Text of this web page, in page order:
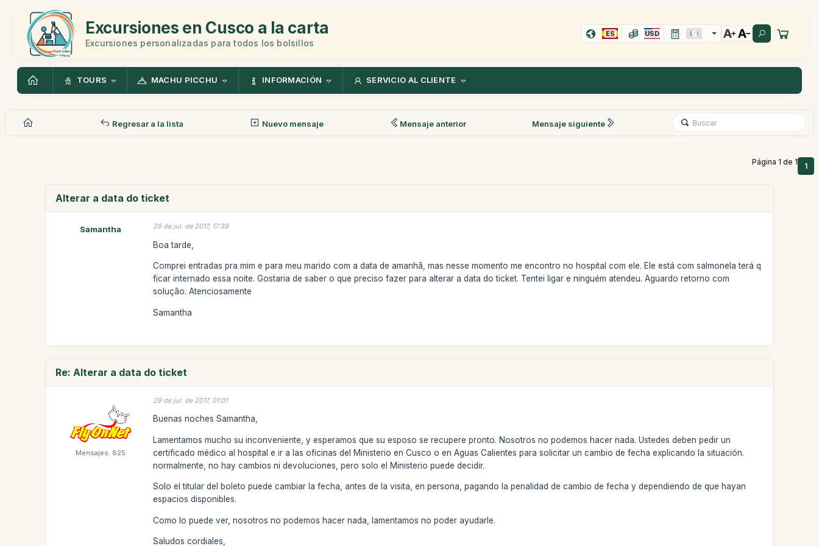
Excursiones en Cusco a la carta
Excursiones personalizadas para todos los bolsillos
ES USD
TOURS MACHU PICCHU INFORMACIÓN SERVICIO AL CLIENTE
Regresar a la lista Nuevo mensaje Mensaje anterior Mensaje siguiente
Página 1 de 1 1
Alterar a data do ticket
Samantha 28 de jul. de 2017, 17:39
Boa tarde,
Comprei entradas pra mim e para meu marido com a data de amanhã, mas nesse momento me encontro no hospital com ele. Ele está com salmonela terá q
ficar internado essa noite. Gostaria de saber o que preciso fazer para alterar a data do ticket. Tentei ligar e ninguém atendeu. Aguardo retorno com
solução. Atenciosamente
Samantha
Re: Alterar a data do ticket
Mensajes: 825
29 de jul. de 2017, 01:01
Buenas noches Samantha,
Lamentamos mucho su inconveniente, y esperamos que su esposo se recupere pronto. Nosotros no podemos hacer nada. Ustedes deben pedir un
certificado médico al hospital e ir a las oficinas del Ministerio en Cusco o en Aguas Calientes para solicitar un cambio de fecha explicando la situación.
normalmente, no hay cambios ni devoluciones, pero solo el Ministerio puede decidir.
Solo el titular del boleto puede cambiar la fecha, antes de la visita, en persona, pagando la penalidad de cambio de fecha y dependiendo de que hayan
espacios disponibles.
Como lo puede ver, nosotros no podemos hacer nada, lamentamos no poder ayudarle.
Saludos cordiales,